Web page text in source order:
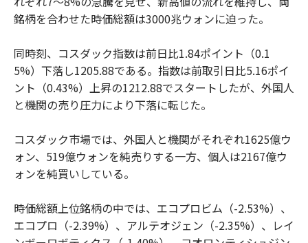
銘柄を合わせた時価総額は3000兆ウォンに迫った。
同時刻、コスダック指数は前日比1.84ポイント（0.1
5%）下落し1205.88である。指数は前取引日比5.16ポイ
ント（0.43%）上昇の1212.88でスタートしたが、外国人
と機関の売り圧力により下落に転じた。
コスダック市場では、外国人と機関がそれぞれ1625億ウ
ォン、519億ウォンを純売りする一方、個人は2167億ウ
ォンを純買いしている。
時価総額上位銘柄の中では、エコプロビム（-2.53%）、
エコプロ（-2.39%）、アルテオジェン（-2.35%）、レイ